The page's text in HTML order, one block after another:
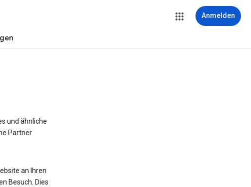
Anmelden
und ähnliche
Partner
an Ihren
Besuch. Dies